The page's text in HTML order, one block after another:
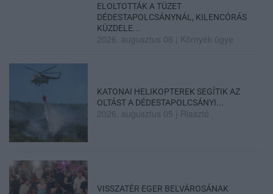
ELOLTOTTÁK A TÜZET
DÉDESTAPOLCSÁNYNÁL, KILENCÓRÁS
KÜZDELE...
2026. augusztus 06 Környék ügye
KATONAI HELIKOPTEREK SEGÍTIK AZ
OLTÁST A DÉDESTAPOLCSÁNYI...
2026. augusztus 05 Riasztó
VISSZATÉR EGER BELVÁROSÁNAK